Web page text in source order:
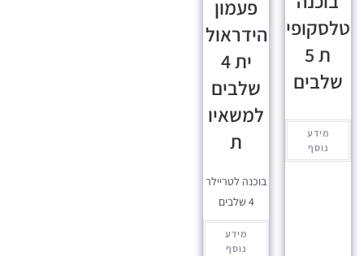
טלסקופי
ת 5
שלבים
מידע
נוסף
פעמון
הידראול
ית 4
שלבים
למשאיו
ת
בוכנה לטריילר
מידע
נוסף